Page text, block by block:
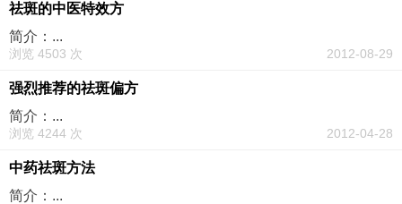
祛斑的中医特效方
简介：...
浏览 4503 次 2012-08-29
强烈推荐的祛斑偏方
简介：...
浏览 4244 次 2012-04-28
中药祛斑方法
简介：...